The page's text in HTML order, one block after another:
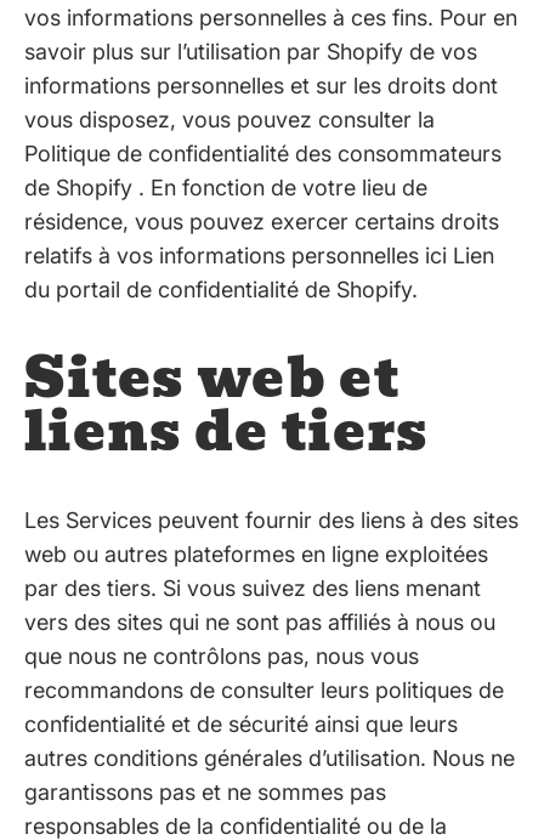
vos informations personnelles à ces fins. Pour en
savoir plus sur l’utilisation par Shopify de vos
informations personnelles et sur les droits dont
vous disposez, vous pouvez consulter la
Politique de confidentialité des consommateurs
de Shopify . En fonction de votre lieu de
résidence, vous pouvez exercer certains droits
relatifs à vos informations personnelles ici Lien
du portail de confidentialité de Shopify.
Sites web et
liens de tiers
Les Services peuvent fournir des liens à des sites
web ou autres plateformes en ligne exploitées
par des tiers. Si vous suivez des liens menant
vers des sites qui ne sont pas affiliés à nous ou
que nous ne contrôlons pas, nous vous
recommandons de consulter leurs politiques de
confidentialité et de sécurité ainsi que leurs
autres conditions générales d’utilisation. Nous ne
garantissons pas et ne sommes pas
responsables de la confidentialité ou de la